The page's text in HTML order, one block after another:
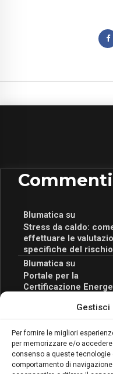
Gestisci
Per fornire le migliori
per memorizzare e/o
consenso a queste tecnologie
comportamento di
Blumaticasu
Stress da caldo:
effettuare le
specifiche del rischio
Blumatica su
Portale per la
Certificazione
scopri il Corso
Blumaticasu
Coordinatore della
Sicurezza: cosa è
richiesto per